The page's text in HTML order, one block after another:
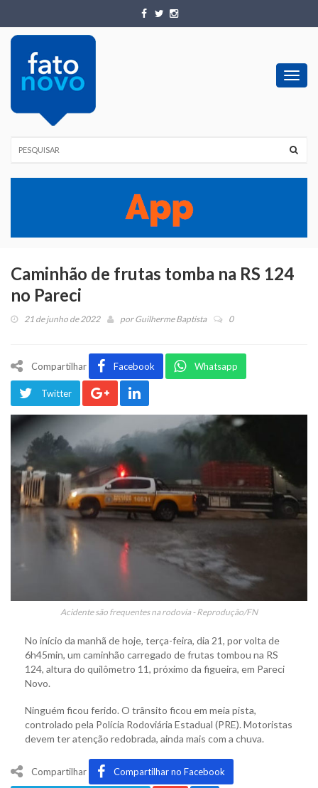
Caminhão de frutas tomba na RS 124
no Pareci
21 de junho de 2022 porGuilherme Baptista 0
Compartilhar Facebook Whatsapp
Twitter
Acidente são frequentes na rodovia - Reprodução/FN
No início da manhã de hoje, terça-feira, dia 21, por volta de
6h45min, um caminhão carregado de frutas tombou na RS
124, altura do quilômetro 11, próximo da figueira, em Pareci
Novo.
Ninguém ficou ferido. O trânsito ficou em meia pista,
controlado pela Polícia Rodoviária Estadual (PRE). Motoristas
devem ter atenção redobrada, ainda mais com a chuva.
Compartilhar Compartilhar no Facebook